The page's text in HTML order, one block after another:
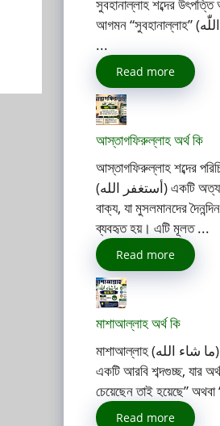
সুবহানাল্লাহ শব্দের
আগমন “সুবহানাল্লাহ” (سُبْحَانَ اللّٰه) একটি আরবি
...
Read more
আস্তাগফিরুল্লাহ অর্থ কি
আস্তাগফিরুল্লাহ শব্দের
(أستغفر الله) একটি অত্যন্ত পরিচিত আরবি
বাক্য, যা মুসলমানদের
ব্যবহৃত হয়। এটি মূলত ...
Read more
মাশাআল্লাহ অর্থ কি
মাশাআল্লাহ (ما شاء الله) অর্থ কি? মাশাআল্লাহ
একটি আরবি শব্দগুচ্ছ, যার
চেয়েছেন তাই হয়েছে”
Read more